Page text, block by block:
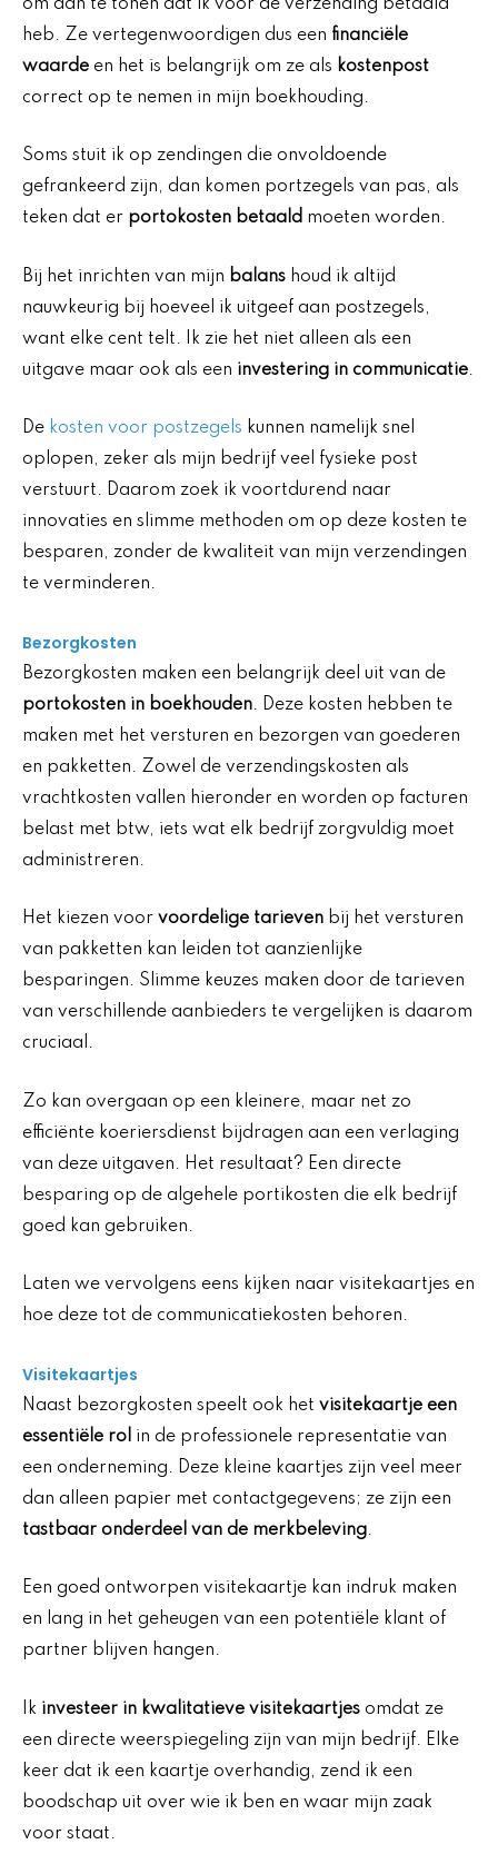
om aan te tonen dat ik voor de verzending betaald
heb. Ze vertegenwoordigen dus een financiële
waarde en het is belangrijk om ze als kostenpost
correct op te nemen in mijn boekhouding.
Soms stuit ik op zendingen die onvoldoende
gefrankeerd zijn, dan komen portzegels van pas, als
teken dat er portokosten betaald moeten worden.
Bij het inrichten van mijn balans houd ik altijd
nauwkeurig bij hoeveel ik uitgeef aan postzegels,
want elke cent telt. Ik zie het niet alleen als een
uitgave maar ook als een investering in communicatie.
De kosten voor postzegels kunnen namelijk snel
oplopen, zeker als mijn bedrijf veel fysieke post
verstuurt. Daarom zoek ik voortdurend naar
innovaties en slimme methoden om op deze kosten te
besparen, zonder de kwaliteit van mijn verzendingen
te verminderen.
Bezorgkosten
Bezorgkosten maken een belangrijk deel uit van de
portokosten in boekhouden. Deze kosten hebben te
maken met het versturen en bezorgen van goederen
en pakketten. Zowel de verzendingskosten als
vrachtkosten vallen hieronder en worden op facturen
belast met btw, iets wat elk bedrijf zorgvuldig moet
administreren.
Het kiezen voor voordelige tarieven bij het versturen
van pakketten kan leiden tot aanzienlijke
besparingen. Slimme keuzes maken door de tarieven
van verschillende aanbieders te vergelijken is daarom
cruciaal.
Zo kan overgaan op een kleinere, maar net zo
efficiënte koeriersdienst bijdragen aan een verlaging
van deze uitgaven. Het resultaat? Een directe
besparing op de algehele portikosten die elk bedrijf
goed kan gebruiken.
Laten we vervolgens eens kijken naar visitekaartjes en
hoe deze tot de communicatiekosten behoren.
Visitekaartjes
Naast bezorgkosten speelt ook het visitekaartje een
essentiële rol in de professionele representatie van
een onderneming. Deze kleine kaartjes zijn veel meer
dan alleen papier met contactgegevens; ze zijn een
tastbaar onderdeel van de merkbeleving.
Een goed ontworpen visitekaartje kan indruk maken
en lang in het geheugen van een potentiële klant of
partner blijven hangen.
Ik investeer in kwalitatieve visitekaartjes omdat ze
een directe weerspiegeling zijn van mijn bedrijf. Elke
keer dat ik een kaartje overhandig, zend ik een
boodschap uit over wie ik ben en waar mijn zaak
voor staat.